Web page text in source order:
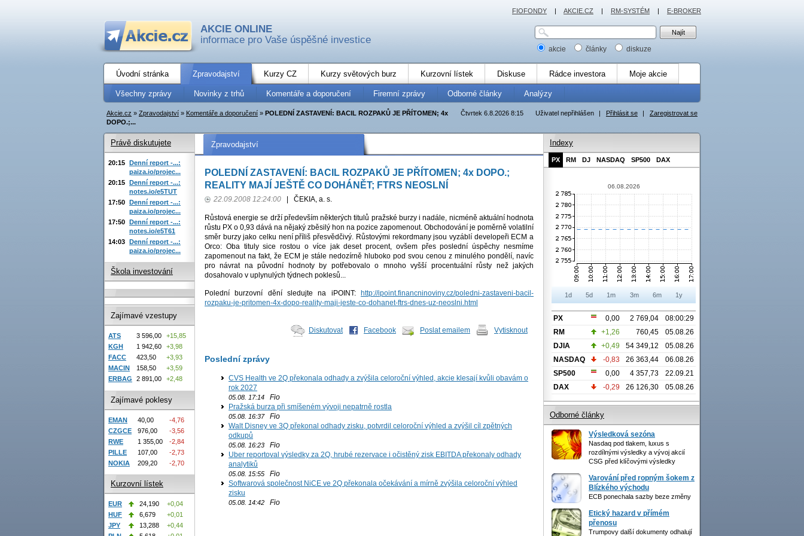
AKCIE ONLINE
informace pro Vaše úspěšné investice
akcie články diskuze
Úvodní stránka Zpravodajství Kurzy CZ Kurzy světových burz Kurzovní lístek Diskuse Rádce investora Moje akcie
Všechny zprávy Novinky z trhů Komentáře a doporučení Firemní zprávy Odborné články Analýzy
Uživatel nepřihlášen | Přihlásit se | Zaregistrovat se
Čtvrtek 6.8.2026 8:15
Akcie.cz » Zpravodajství » Komentáře a doporučení » POLEDNÍ ZASTAVENÍ: BACIL ROZPAKŮ JE PŘÍTOMEN; 4x
DOPO.;...
Zpravodajství
POLEDNÍ ZASTAVENÍ: BACIL ROZPAKŮ JE PŘÍTOMEN; 4x DOPO.;
REALITY MAJÍ JEŠTĚ CO DOHÁNĚT; FTRS NEOSLNÍ
22.09.2008 12:24:00 ČEKIA, a. s.
Růstová energie se drží především některých titulů pražské burzy i nadále, nicméně aktuální hodnota
růstu PX o 0,93 dává na nějaký zběsilý hon na pozice zapomenout. Obchodování je poměrně volatilní
směr burzy jako celku není příliš přesvědčivý. Růstovými rekordmany jsou vyzáblí developeři ECM a
Orco: Oba tituly sice rostou o více jak deset procent, ovšem přes poslední úspěchy nesmíme
zapomenout na fakt, že ECM je stále nedozírně hluboko pod svou cenou z minulého pondělí, navíc
pro návrat na původní hodnoty by potřebovalo o mnoho vyšší procentuální růsty než jakých
dosahovalo v uplynulých týdnech poklesů...
Polední burzovní dění sledujte na iPOINT:
http://ipoint.financninoviny.cz/poledni-zastaveni-bacil-
rozpaku-je-pritomen-4x-dopo-reality-maji-jeste-co-dohanet-ftrs-dnes-uz-neoslni.html
Diskutovat Facebook Poslat emailem Vytisknout
Poslední zprávy
CVS Health ve 2Q překonala odhady a zvýšila celoroční výhled, akcie klesají kvůli obavám o
rok 2027
05.08. 17:14 Fio
Pražská burza při smíšeném vývoji nepatrně rostla
05.08. 16:37Fio
Walt Disney ve 3Q překonal odhady zisku, potvrdil celoroční výhled a zvýšil cíl zpětných
odkupů
05.08. 16:23 Fio
Uber reportoval výsledky za 2Q, hrubé rezervace i očistěný zisk EBITDA překonaly odhady
analytiků
05.08. 15:55 Fio
Softwarová společnost NiCE ve 2Q překonala očekávání a mírně zvýšila celoroční výhled
zisku
05.08. 14:42 Fio
Právě diskutujete
20:15 Denní report -...:
paiza.io/projec...
20:15 Denní report -...:
notes.io/e5TUT
17:50 Denní report -...:
paiza.io/projec...
17:50 Denní report -...:
notes.io/e5T61
14:03 Denní report -...:
paiza.io/projec...
Škola investování
Zajímavé vzestupy
ATS 3 596,00
+15,85
KGH
1 942,60
+3,98
FACC
423,50
+3,93
MACIN
158,50
+3,59
ERBAG
2 891,00 +2,48
Zajímavé poklesy
EMAN 40,00
-4,76
CZGCE
976,00
-3,56
RWE
1 355,00
-2,84
PILLE
107,00
-2,73
NOKIA
209,20 -2,70
Kurzovní lístek
EUR 24,190
+0,04
HUF
6,679
+0,01
JPY
13,288
+0,44
Indexy
PX RM DJ NASDAQ SP500 DAX
06.08.2026
1d 5d 1m 3m 6m 1y
PX 0,00 2 769,04
08:00:29
RM
+1,26 760,45
05.08.26
DJIA
+0,49 54 349,12
05.08.26
NASDAQ
-0,83 26 363,44
06.08.26
SP500
0,00 4 357,73
22.09.21
DAX
-0,29 26 126,30 05.08.26
Odborné články
Výsledková sezóna
Nasdaq pod tlakem, luxus s
rozdílnými výsledky a vývoj akcií
CSG před klíčovými výsledky
Varování před ropným šokem z
Blízkého východu
ECB ponechala sazby beze změny
Etický hazard v přímém
přenosu
Trumpovy další dokumenty odhalují
FIOFONDY | AKCIE.CZ | RM-SYSTÉM | E-BROKER